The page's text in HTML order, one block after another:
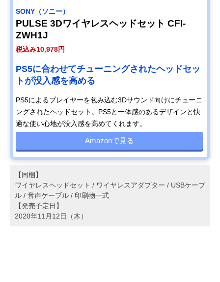
SONY（ソニー）
PULSE 3Dワイヤレスヘッドセット CFI-
ZWH1J
税込み10,978円
PS5に合わせてチューニングされたヘッドセッ
トが没入感を高める
PS5によるプレイヤーを包み込む3Dサウンド向けにチューニ
ングされたヘッドセット。PS5と一体感のあるデザインと快
適な使い心地が没入感を高めてくれます。
Amazonで見る
【同梱】
ワイヤレスヘッドセット / ワイヤレスアダプター / USBケーブ
ル / 音声ケーブル / 印刷物一式
【発売予定日】
2020年11月12日（木）